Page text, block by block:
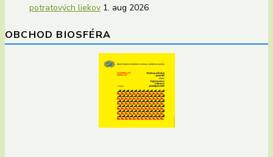
potratových liekov 1. aug 2026
OBCHOD BIOSFÉRA